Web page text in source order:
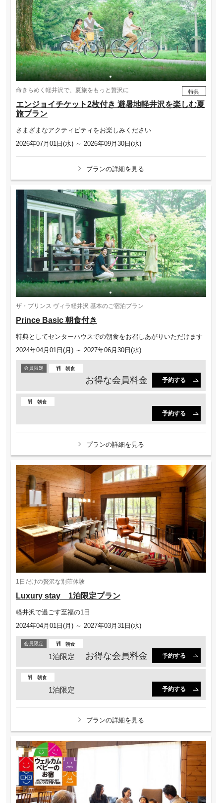
命きらめく軽井沢で、夏旅をもっと贅沢に
エンジョイチケット2枚付き 避暑地軽井沢を楽しむ夏
旅プラン
特典
さまざまなアクティビティをお楽しみください
2026年07月01日(水) ～ 2026年09月30日(水)
プランの詳細を見る
ザ・プリンス ヴィラ軽井沢 基本のご宿泊プラン
Prince Basic 朝食付き
特典としてセンターハウスでの朝食をお召しあがりいただけます
2024年04月01日(月) ～ 2027年06月30日(水)
会員限定 朝食
お得な会員料金 予約する
朝食
予約する
プランの詳細を見る
1日だけの贅沢な別荘体験
Luxury stay 1泊限定プラン
軽井沢で過ごす至福の1日
2024年04月01日(月) ～ 2027年03月31日(水)
会員限定 朝食
1泊限定 お得な会員料金 予約する
朝食
1泊限定 予約する
プランの詳細を見る